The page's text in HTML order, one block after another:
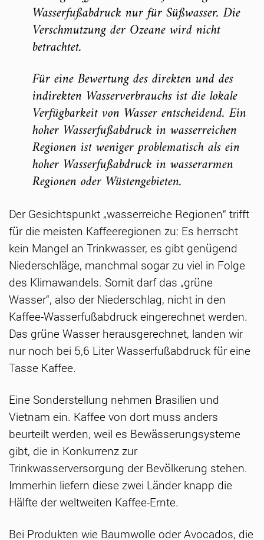
Wasserfußabdruck nur für Süßwasser. Die
Verschmutzung der Ozeane wird nicht
betrachtet.
Für eine Bewertung des direkten und des
indirekten Wasserverbrauchs ist die lokale
Verfügbarkeit von Wasser entscheidend. Ein
hoher Wasserfußabdruck in wasserreichen
Regionen ist weniger problematisch als ein
hoher Wasserfußabdruck in wasserarmen
Regionen oder Wüstengebieten.
Der Gesichtspunkt „wasserreiche Regionen“ trifft
für die meisten Kaffeeregionen zu: Es herrscht
kein Mangel an Trinkwasser, es gibt genügend
Niederschläge, manchmal sogar zu viel in Folge
des Klimawandels. Somit darf das „grüne
Wasser“, also der Niederschlag, nicht in den
Kaffee-Wasserfußabdruck eingerechnet werden.
Das grüne Wasser herausgerechnet, landen wir
nur noch bei 5,6 Liter Wasserfußabdruck für eine
Tasse Kaffee.
Eine Sonderstellung nehmen Brasilien und
Vietnam ein. Kaffee von dort muss anders
beurteilt werden, weil es Bewässerungsysteme
gibt, die in Konkurrenz zur
Trinkwasserversorgung der Bevölkerung stehen.
Immerhin liefern diese zwei Länder knapp die
Hälfte der weltweiten Kaffee-Ernte.
Bei Produkten wie Baumwolle oder Avocados, die